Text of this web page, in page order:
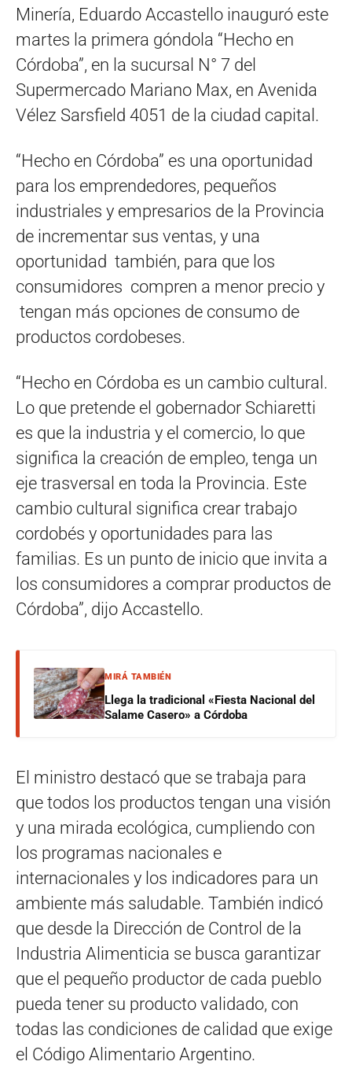
Minería, Eduardo Accastello inauguró este
martes la primera góndola “Hecho en
Córdoba”, en la sucursal N° 7 del
Supermercado Mariano Max, en Avenida
Vélez Sarsfield 4051 de la ciudad capital.
“Hecho en Córdoba” es una oportunidad
para los emprendedores, pequeños
industriales y empresarios de la Provincia
de incrementar sus ventas, y una
oportunidad también, para que los
consumidores compren a menor precio y
tengan más opciones de consumo de
productos cordobeses.
“Hecho en Córdoba es un cambio cultural.
Lo que pretende el gobernador Schiaretti
es que la industria y el comercio, lo que
significa la creación de empleo, tenga un
eje trasversal en toda la Provincia. Este
cambio cultural significa crear trabajo
cordobés y oportunidades para las
familias. Es un punto de inicio que invita a
los consumidores a comprar productos de
Córdoba”, dijo Accastello.
MIRÁ TAMBIÉN
Llega la tradicional «Fiesta Nacional del
Salame Casero» a Córdoba
El ministro destacó que se trabaja para
que todos los productos tengan una visión
y una mirada ecológica, cumpliendo con
los programas nacionales e
internacionales y los indicadores para un
ambiente más saludable. También indicó
que desde la Dirección de Control de la
Industria Alimenticia se busca garantizar
que el pequeño productor de cada pueblo
pueda tener su producto validado, con
todas las condiciones de calidad que exige
el Código Alimentario Argentino.